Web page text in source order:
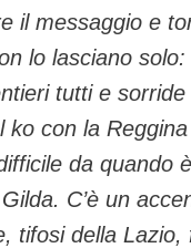
il messaggio e
lo lasciano
tutti e
con la
da quando
C’è un
tifosi della